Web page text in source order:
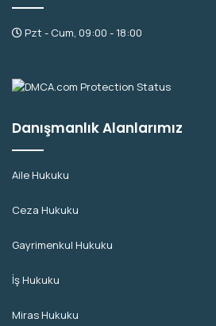
Pzt - Cum, 09:00 - 18:00
Danışmanlık Alanlarımız
Aile Hukuku
Ceza Hukuku
Gayrimenkul Hukuku
İş Hukuku
Miras Hukuku